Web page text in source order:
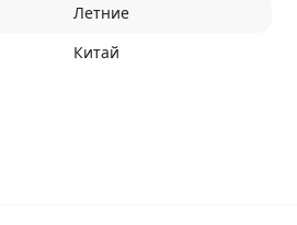
Летние
Китай